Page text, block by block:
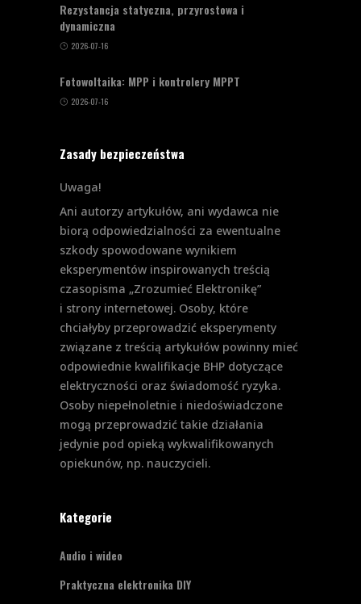
Rezystancja statyczna, przyrostowa i
dynamiczna
2026-07-16
Fotowoltaika: MPP i kontrolery MPPT
2026-07-16
Zasady bezpieczeństwa
Uwaga!
Ani autorzy artykułów, ani wydawca nie
biorą odpowiedzialności za ewentualne
szkody spowodowane wynikiem
eksperymentów inspirowanych treścią
czasopisma „Zrozumieć Elektronikę”
i strony internetowej. Osoby, które
chciałyby przeprowadzić eksperymenty
związane z treścią artykułów powinny mieć
odpowiednie kwalifikacje BHP dotyczące
elektryczności oraz świadomość ryzyka.
Osoby niepełnoletnie i niedoświadczone
mogą przeprowadzić takie działania
jedynie pod opieką wykwalifikowanych
opiekunów, np. nauczycieli.
Kategorie
Audio i wideo
Praktyczna elektronika DIY